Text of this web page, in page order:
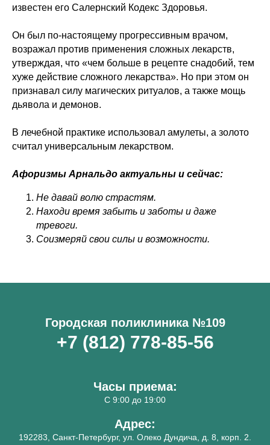
известен его Салернский Кодекс Здоровья.
Он был по-настоящему прогрессивным врачом,
возражал против применения сложных лекарств,
утверждая, что «чем больше в рецепте снадобий, тем
хуже действие сложного лекарства». Но при этом он
признавал силу магических ритуалов, а также мощь
дьявола и демонов.
В лечебной практике использовал амулеты, а золото
считал универсальным лекарством.
Афоризмы Арнальдо актуальны и сейчас:
Не давай волю страстям.
Находи время забыть и заботы и даже
тревоги.
Соизмеряй свои силы и возможности.
Городская поликлиника №109
+7 (812) 778-85-56
Часы приема:
С 9:00 до 19:00
Адрес:
192283, Санкт-Петербург, ул. Олеко Дундича, д. 8, корп. 2.